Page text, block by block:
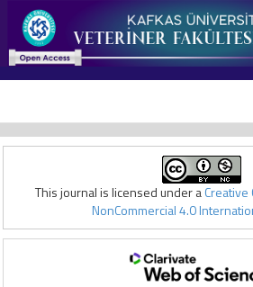
This journal is licensed under a
NonCommercial 4.0